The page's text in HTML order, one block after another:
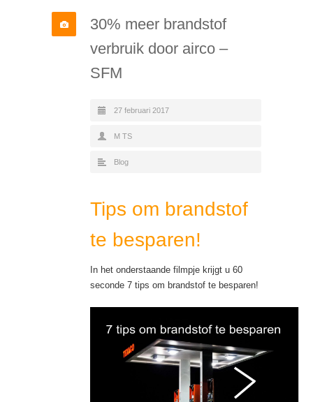
30% meer brandstof
verbruik door airco –
SFM
27 februari 2017
M TS
Blog
Tips om brandstof
te besparen!
In het onderstaande filmpje krijgt u 60
seconde 7 tips om brandstof te besparen!